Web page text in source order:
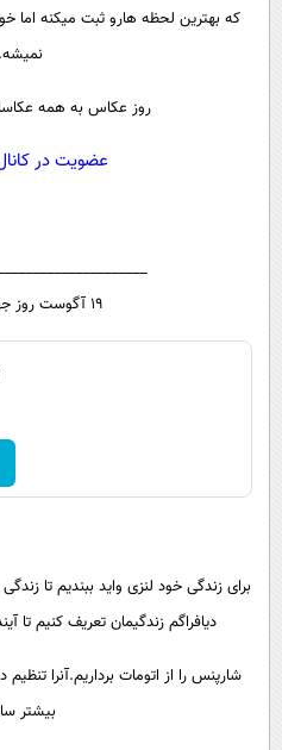
یک برش
علم و
علمی
اخبارسرگرمی
فیلم
محیط
بین الملل
حیات
داستان
که بهترین لحظه هارو ثبت میکنه
روز عکاس به همه
عضویت در
19 آگوست روز جهانی عکاسی
برای زندگی خود لنزی واید ببندیم تا
دیافراگم زندگیمان تعریف کنیم تا
شارپنس را از اتومات برداریم.آنرا
بیشتر